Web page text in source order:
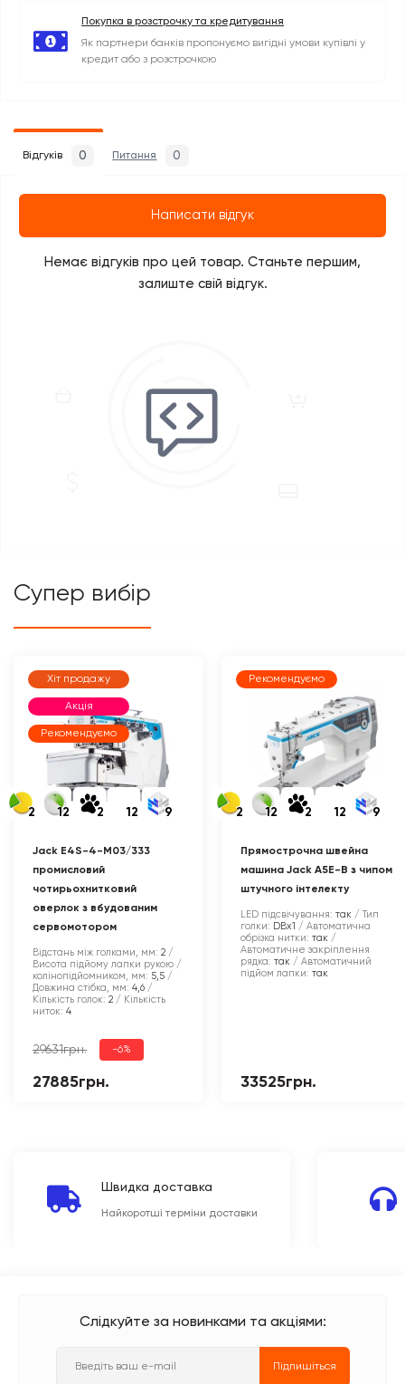
Покупка в розстрочку та кредитування
Як партнери банків пропонуємо вигідні умови купівлі у
кредит або з розстрочкою
Відгуків 0 Питання 0
Написати відгук
Немає відгуків про цей товар. Станьте першим,
залиште свій відгук.
Супер вибір
Хіт продажу
Акція
Рекомендуємо
2 12 2 12 9
Jack E4S-4-M03/333
промисловий
чотирьохнитковий
оверлок з вбудованим
сервомотором
Відстань між голками, мм: 2
Висота підйому лапки рукою /
колінопідйомником, мм: 5,5
Довжина стібка, мм: 4,6
Кількість голок: 2
Кількість
ниток: 4
29631грн. -6%
27885грн.
Рекомендуємо
2 12 2 12 9
Прямострочна швейна
машина Jack A5E-B з чипом
штучного інтелекту
LED підсвічування: так
Тип
голки: DBx1
Автоматична
обрізка нитки: так
Автоматичне закріплення
рядка: так
Автоматичний
підйом лапки: так
33525грн.
Швидка доставка
Найкоротші терміни доставки
Слідкуйте за новинками та акціями:
Підпишіться